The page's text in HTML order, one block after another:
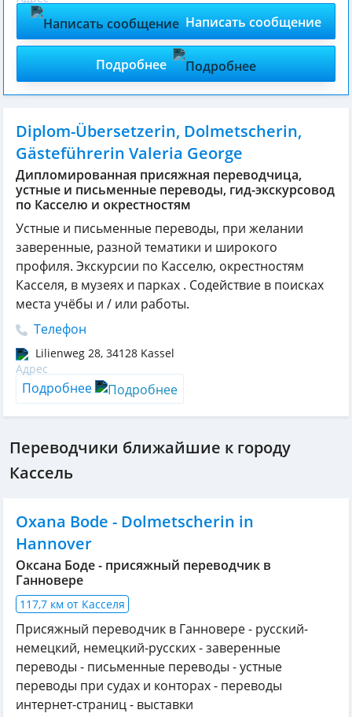
Написать сообщение
Подробнее
Diplom-Übersetzerin, Dolmetscherin,
Gästeführerin Valeria George
Дипломированная присяжная переводчица,
устные и письменные переводы, гид-экскурсовод
по Касселю и окрестностям
Устные и письменные переводы, при желании
заверенные, разной тематики и широкого
профиля. Экскурсии по Касселю, окрестностям
Касселя, в музеях и парках . Содействие в поисках
места учёбы и / или работы.
Телефон
Lilienweg 28, 34128 Kassel
Подробнее
Переводчики ближайшие к городу
Кассель
Oxana Bode - Dolmetscherin in
Hannover
Оксана Боде - присяжный переводчик в
Ганновере
117,7 км от Касселя
Присяжный переводчик в Ганновере - русский-
немецкий, немецкий-русских - заверенные
переводы - письменные переводы - устные
переводы при судах и конторах - переводы
интернет-страниц - выставки